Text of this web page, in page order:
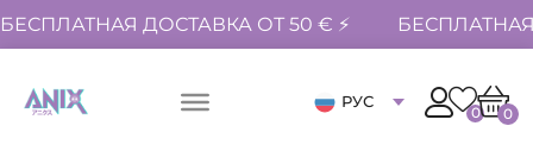
БЕСПЛАТНАЯ ДОСТАВКА ОТ 50 € ⚡
РУС
0 0